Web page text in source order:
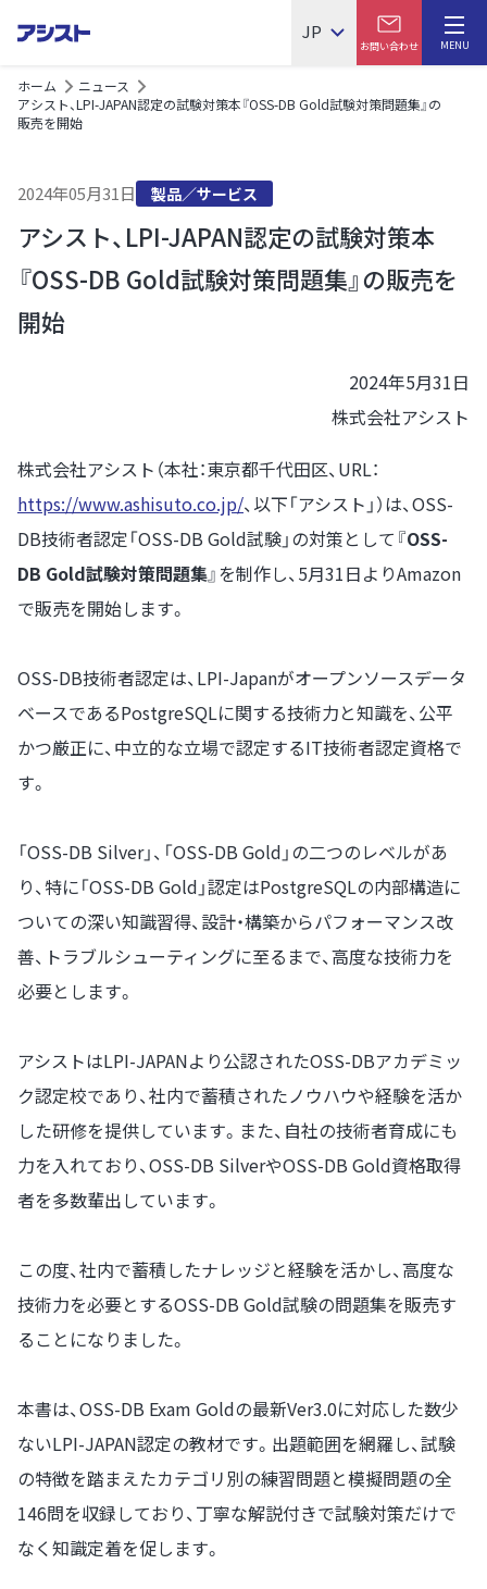
MENU
JP
お問い合わせ
ホーム
ニュース
アシスト、LPI-JAPAN認定の試験対策本『OSS-DB Gold試験対策問題集』の
販売を開始
2024年05月31日 製品／サービス
アシスト、LPI-JAPAN認定の試験対策本
『OSS-DB Gold試験対策問題集』の販売を
開始
2024年5月31日
株式会社アシスト
株式会社アシスト（本社：東京都千代田区、URL：
https://www.ashisuto.co.jp/、以下「アシスト」）は、OSS-
DB技術者認定「OSS-DB Gold試験」の対策として『OSS-
DB Gold試験対策問題集』を制作し、5月31日よりAmazon
で販売を開始します。
OSS-DB技術者認定は、LPI-Japanがオープンソースデータ
ベースであるPostgreSQLに関する技術力と知識を、公平
かつ厳正に、中立的な立場で認定するIT技術者認定資格で
す。
「OSS-DB Silver」、「OSS-DB Gold」の二つのレベルがあ
り、特に「OSS-DB Gold」認定はPostgreSQLの内部構造に
ついての深い知識習得、設計・構築からパフォーマンス改
善、トラブルシューティングに至るまで、高度な技術力を
必要とします。
アシストはLPI-JAPANより公認されたOSS-DBアカデミッ
ク認定校であり、社内で蓄積されたノウハウや経験を活か
した研修を提供しています。また、自社の技術者育成にも
力を入れており、OSS-DB SilverやOSS-DB Gold資格取得
者を多数輩出しています。
この度、社内で蓄積したナレッジと経験を活かし、高度な
技術力を必要とするOSS-DB Gold試験の問題集を販売す
ることになりました。
本書は、OSS-DB Exam Goldの最新Ver3.0に対応した数少
ないLPI-JAPAN認定の教材です。出題範囲を網羅し、試験
の特徴を踏まえたカテゴリ別の練習問題と模擬問題の全
146問を収録しており、丁寧な解説付きで試験対策だけで
なく知識定着を促します。